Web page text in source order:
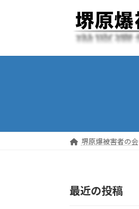
プ
動
堺原爆被害者の会
最近の投稿